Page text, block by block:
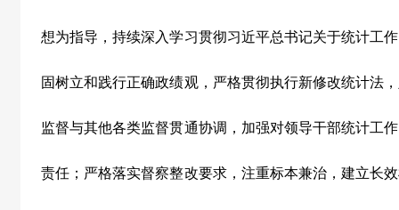
想为指导，持续深入学习贯彻习近平总书记关于统计工
固树立和践行正确政绩观，严格贯彻执行新修改统计法
监督与其他各类监督贯通协调，加强对领导干部统计工
责任；严格落实督察整改要求，注重标本兼治，建立长